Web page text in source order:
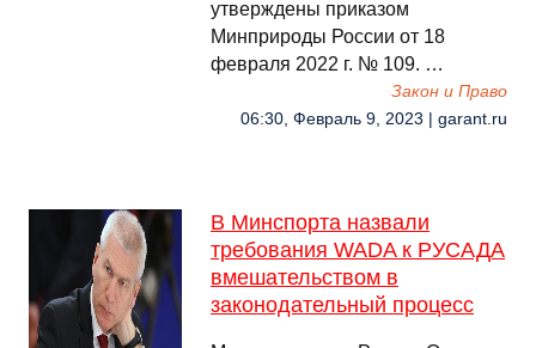
утверждены приказом
Минприроды России от 18
февраля 2022 г. № 109. …
Закон и Право
06:30, Февраль 9, 2023 | garant.ru
В Минспорта назвали
требования WADA к РУСАДА
вмешательством в
законодательный процесс